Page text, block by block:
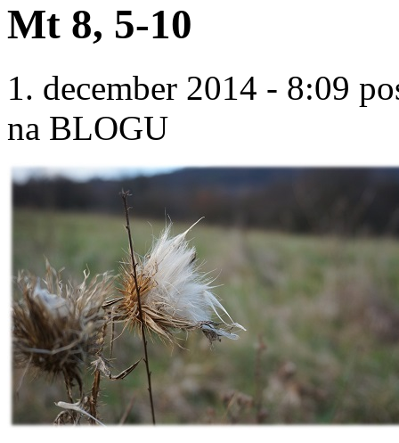
Mt 8, 5-10
1. december 2014 - 8:09
na BLOGU